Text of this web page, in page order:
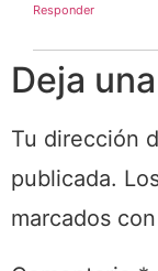
Responder
Deja
Tu dirección
publicada.
marcados con